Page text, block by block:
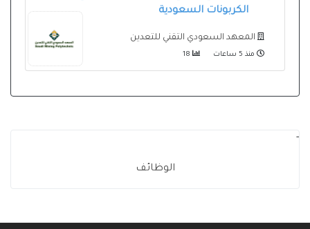
الكربونات السعودية
المعهد السعودي التقني للتعدين
منذ 5 ساعات
-
الوظائف